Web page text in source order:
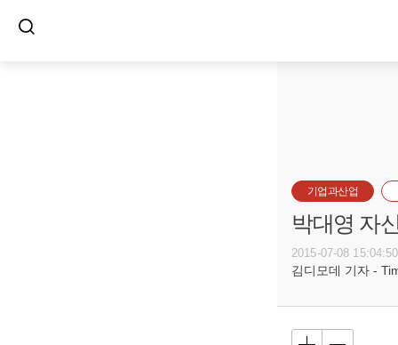
기업과산업
박대영 자
2015-07-08 15:04:50
김디모데 기자 -